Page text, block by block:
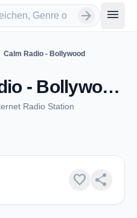
arrow_forward menu
Calm Radio - Bollywood
Calm Radio - Bollywood - Markham, ON
Radio Station
favorite share